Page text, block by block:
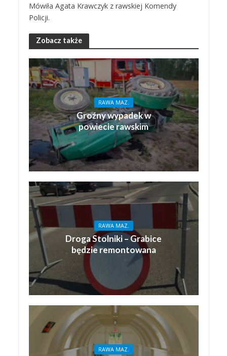
Mówiła Agata Krawczyk z rawskiej Komendy
Policji.
Zobacz także
RAWA MAZ.
Groźny wypadek w
powiecie rawskim
RAWA MAZ.
Droga Stolniki – Grabice
będzie remontowana
RAWA MAZ.